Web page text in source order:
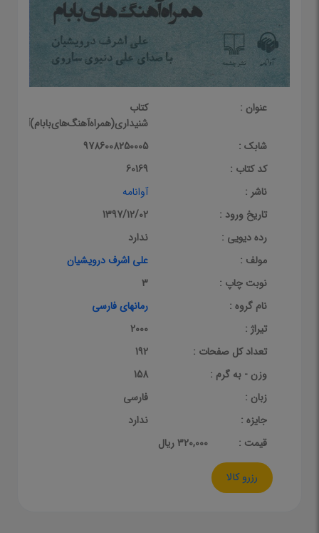
عنوان :
کتاب
شنیداری(همراه‌آهنگ‌های‌بابام)آوانامه
شابک :
9786008250005
کد کتاب :
60169
ناشر :
آوانامه
تاریخ ورود :
1397/12/02
رده دیویی :
ندارد
مولف :
علی اشرف درویشیان
نوبت چاپ :
3
نام گروه :
رمانهای فارسی
تیراژ :
2000
تعداد کل صفحات :
192
وزن - به گرم :
158
زبان :
فارسی
جایزه :
ندارد
قيمت :
320,000 ریال
رزرو کالا